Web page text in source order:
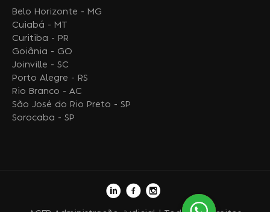
Belo Horizonte - MG
Cuiabá - MT
Curitiba - PR
Goiânia - GO
Joinville - SC
Porto Alegre - RS
Rio Branco - AC
São José do Rio Preto - SP
Sorocaba - SP